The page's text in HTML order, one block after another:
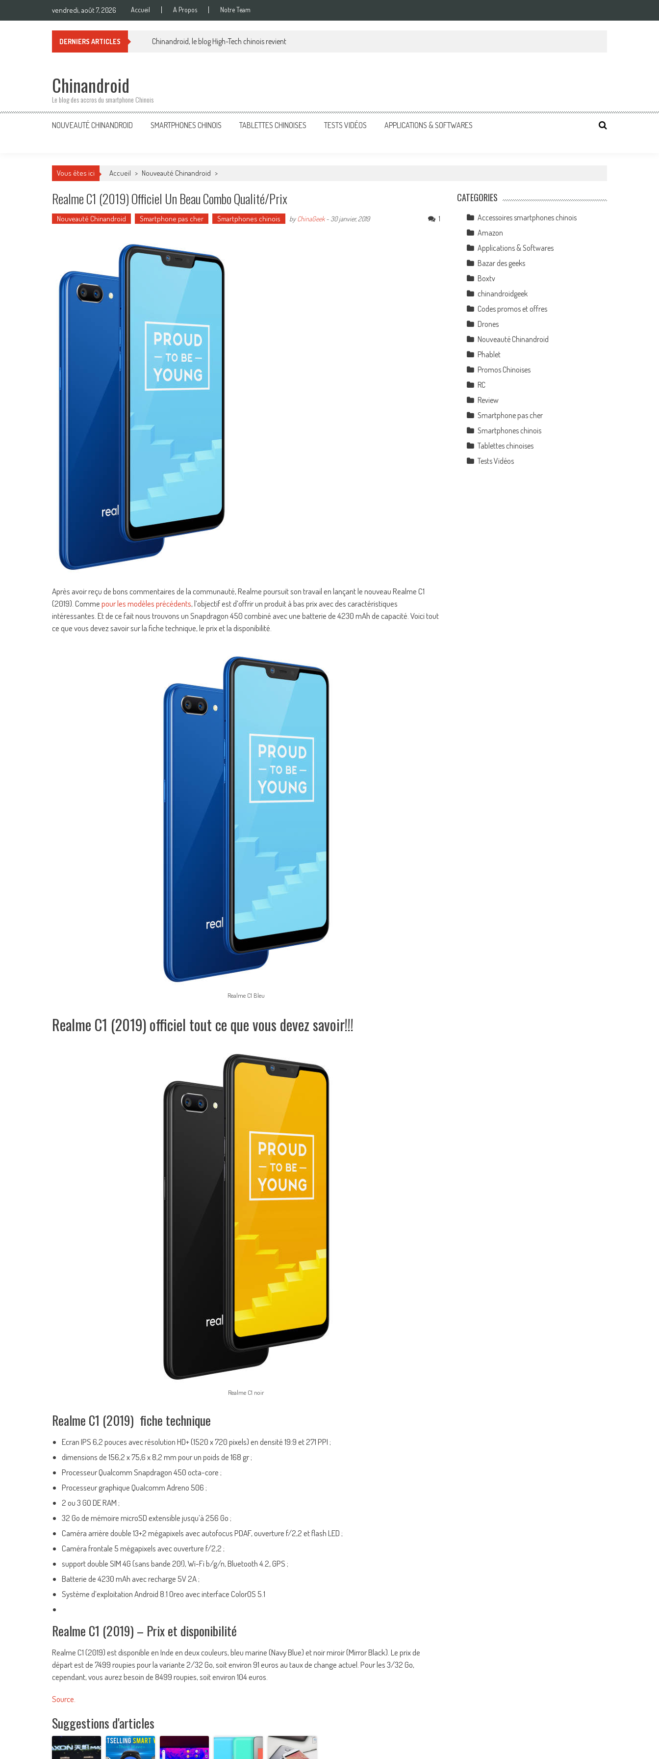
vendredi, août 7, 2026 Accueil A Propos Notre Team
DERNIERS ARTICLES Chinandroid, le blog High-Tech chinois revient
Chinandroid
Le blog des accros du smartphone Chinois
NOUVEAUTÉ CHINANDROID SMARTPHONES CHINOIS TABLETTES CHINOISES TESTS VIDÉOS APPLICATIONS & SOFTWARES
Vous êtes ici Accueil > Nouveauté Chinandroid >
Realme C1 (2019) Officiel Un Beau Combo Qualité/prix
Nouveauté Chinandroid Smartphone pas cher Smartphones chinois byChinaGeek- 30 janvier, 2019 1
Après avoir reçu de bons commentaires de la communauté, Realme poursuit son travail en lançant le nouveau Realme C1
(2019). Commepour les modèles précédents, l’objectif est d’offrir un produit à bas prix avec des caractéristiques
intéressantes. Et de ce fait nous trouvons un Snapdragon 450 combiné avec une batterie de 4230 mAh de capacité. Voici tout
ce que vous devez savoir sur la fiche technique, le prix et la disponibilité.
Realme C1 Bleu
Realme C1 (2019) officiel tout ce que vous devez savoir!!!
Realme C1 noir
Realme C1 (2019) fiche technique
Ecran IPS 6,2 pouces avec résolution HD+ (1520 x 720 pixels) en densité 19:9 et 271 PPI ;
dimensions de 156,2 x 75,6 x 8,2 mm pour un poids de 168 gr ;
Processeur Qualcomm Snapdragon 450 octa-core ;
Processeur graphique Qualcomm Adreno 506 ;
2 ou 3 GO DE RAM ;
32 Go de mémoire microSD extensible jusqu’à 256 Go ;
Caméra arrière double 13+2 mégapixels avec autofocus PDAF, ouverture f/2,2 et flash LED ;
Caméra frontale 5 mégapixels avec ouverture f/2,2 ;
support double SIM 4G (sans bande 20!), Wi-Fi b/g/n, Bluetooth 4.2, GPS ;
Batterie de 4230 mAh avec recharge 5V 2A ;
Système d’exploitation Android 8.1 Oreo avec interface ColorOS 5.1
Realme C1 (2019) – Prix et disponibilité
Realme C1 (2019) est disponible en Inde en deux couleurs, bleu marine (Navy Blue) et noir miroir (Mirror Black). Le prix de
départ est de 7499 roupies pour la variante 2/32 Go, soit environ 91 euros au taux de change actuel. Pour les 3/32 Go,
cependant, vous aurez besoin de 8499 roupies, soit environ 104 euros.
Source.
Suggestions d'articles
CATEGORIES
Accessoires smartphones chinois
Amazon
Applications & Softwares
Bazar des geeks
Boxtv
chinandroidgeek
Codes promos et offres
Drones
Nouveauté Chinandroid
Phablet
Promos Chinoises
RC
Review
Smartphone pas cher
Smartphones chinois
Tablettes chinoises
Tests Vidéos